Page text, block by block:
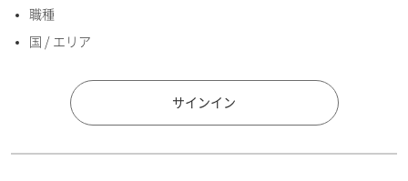
国 / エリア
職種
国 / エリア
サインイン